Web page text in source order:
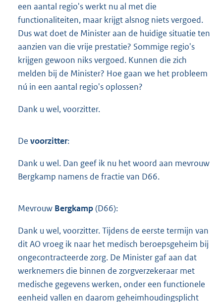
een aantal regio's werkt nu al met die
functionaliteiten, maar krijgt alsnog niets vergoed.
Dus wat doet de Minister aan de huidige situatie ten
aanzien van die vrije prestatie? Sommige regio's
krijgen gewoon niks vergoed. Kunnen die zich
melden bij de Minister? Hoe gaan we het probleem
nú in een aantal regio's oplossen?
Dank u wel, voorzitter.
De voorzitter:
Dank u wel. Dan geef ik nu het woord aan mevrouw
Bergkamp namens de fractie van D66.
Mevrouw Bergkamp(D66):
Dank u wel, voorzitter. Tijdens de eerste termijn van
dit AO vroeg ik naar het medisch beroepsgeheim bij
ongecontracteerde zorg. De Minister gaf aan dat
werknemers die binnen de zorgverzekeraar met
medische gegevens werken, onder een functionele
eenheid vallen en daarom geheimhoudingsplicht